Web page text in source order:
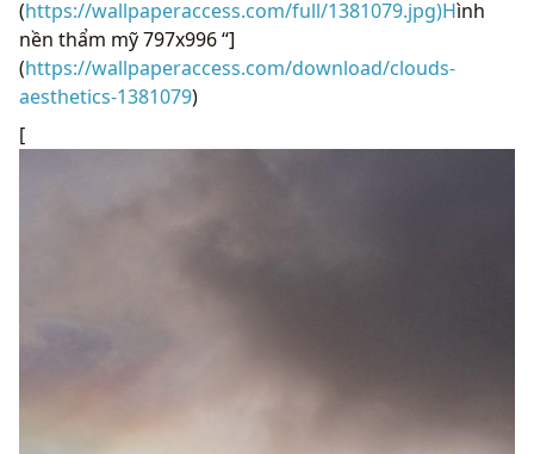
(https://wallpaperaccess.com/full/1381079.jpg)Hình
nền thẩm mỹ 797x996 “]
(https://wallpaperaccess.com/download/clouds-
aesthetics-1381079)
[